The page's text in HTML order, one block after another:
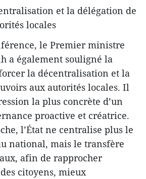
et la délégation de
locales
le Premier ministre
a également souligné la
la décentralisation et la
aux autorités locales. Il
la plus concrète d’un
proactive et créatrice.
l’État ne centralise plus le
national, mais le transfère
afin de rapprocher
citoyens, mieux